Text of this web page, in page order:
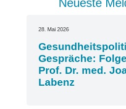
28. Mai 2026
Gespräche:
Prof. Dr. med.
Labenz